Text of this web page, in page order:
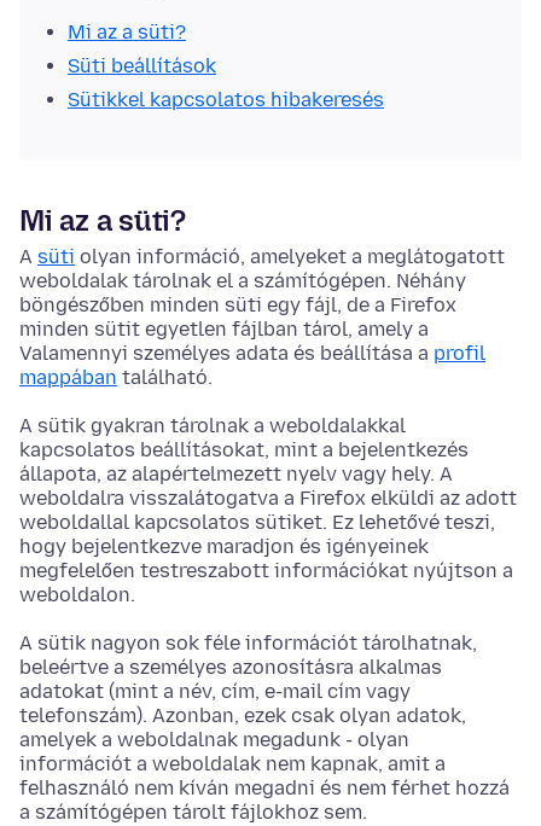
Mi az a süti?
Süti beállítások
Sütikkel kapcsolatos hibakeresés
Mi az a süti?
A süti olyan információ, amelyeket a meglátogatott
weboldalak tárolnak el a számítógépen. Néhány
böngészőben minden süti egy fájl, de a Firefox
minden sütit egyetlen fájlban tárol, amely a
Valamennyi személyes adata és beállítása a profil
mappában található.
A sütik gyakran tárolnak a weboldalakkal
kapcsolatos beállításokat, mint a bejelentkezés
állapota, az alapértelmezett nyelv vagy hely. A
weboldalra visszalátogatva a Firefox elküldi az adott
weboldallal kapcsolatos sütiket. Ez lehetővé teszi,
hogy bejelentkezve maradjon és igényeinek
megfelelően testreszabott információkat nyújtson a
weboldalon.
A sütik nagyon sok féle információt tárolhatnak,
beleértve a személyes azonosításra alkalmas
adatokat (mint a név, cím, e-mail cím vagy
telefonszám). Azonban, ezek csak olyan adatok,
amelyek a weboldalnak megadunk - olyan
információt a weboldalak nem kapnak, amit a
felhasználó nem kíván megadni és nem férhet hozzá
a számítógépen tárolt fájlokhoz sem.